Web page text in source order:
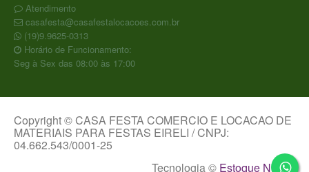
Atendimento
casafesta@casafestalocacoes.com.br
(19)9.9625-0313
Horário de Funcionamento:
Seg à Sex das 08:00 às 17:00
Copyright © CASA FESTA COMERCIO E LOCACAO DE
MATERIAIS PARA FESTAS EIRELI / CNPJ:
04.662.543/0001-25
Tecnologia © Estoque NOW.